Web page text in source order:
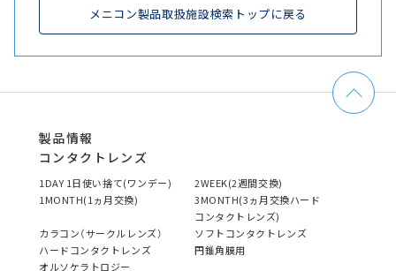
メニコン製品取扱施設検索トップに戻る
製品情報
コンタクトレンズ
1DAY 1日使い捨て(ワンデー)
2WEEK(2週間交換)
1MONTH(1ヵ月交換)
3MONTH(3ヵ月交換ハード
コンタクトレンズ)
カラコン（サークルレンズ）
ソフトコンタクトレンズ
ハードコンタクトレンズ
円錐角膜用
オルソケラトロジー